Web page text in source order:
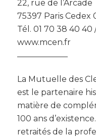
22, rue de l’Arcade
75397 Paris Cedex
Tél. 01 70 38 40
www.mcen.fr
La Mutuelle des
est le partenaire
matière de
100 ans
retraités de la